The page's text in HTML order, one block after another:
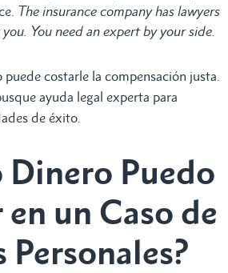
The insurance company has lawyers
You need an expert by your side.
costarle la compensación justa.
ayuda legal experta para
de éxito.
Dinero Puedo
un Caso de
Personales?